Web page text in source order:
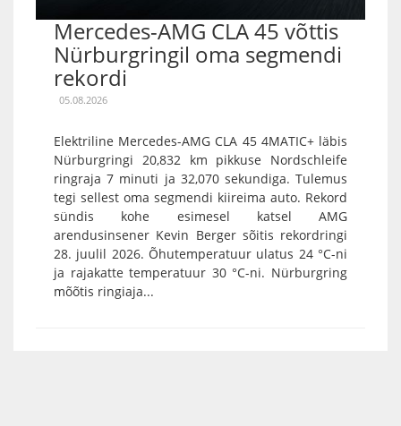
Mercedes-AMG CLA 45 võttis
Nürburgringil oma segmendi
rekordi
05.08.2026
Elektriline Mercedes-AMG CLA 45 4MATIC+ läbis
Nürburgringi 20,832 km pikkuse Nordschleife
ringraja 7 minuti ja 32,070 sekundiga. Tulemus
tegi sellest oma segmendi kiireima auto. Rekord
sündis kohe esimesel katsel AMG
arendusinsener Kevin Berger sõitis rekordringi
28. juulil 2026. Õhutemperatuur ulatus 24 °C-ni
ja rajakatte temperatuur 30 °C-ni. Nürburgring
mõõtis ringiaja...